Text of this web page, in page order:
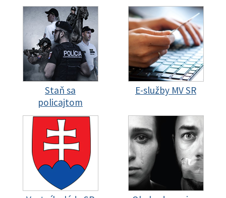
Staň sa
policajtom
E-služby MV SR